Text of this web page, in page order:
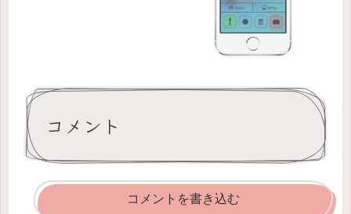
コメント
コメントを書き込む